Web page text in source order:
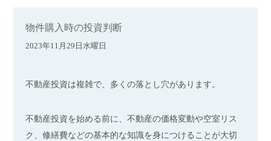
物件購入時の投資判断
2023年11月29日水曜日
不動産投資は複雑で、多くの落とし穴があります。
不動産投資を始める前に、不動産の価格変動や空室リス
ク、修繕費などの基本的な知識を身につけることが大切